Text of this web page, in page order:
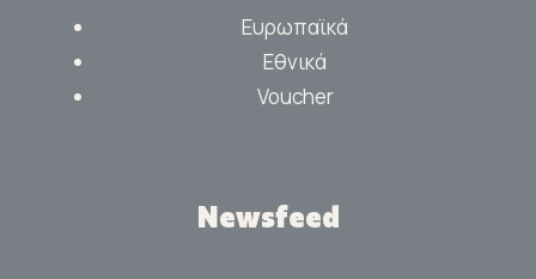
Ευρωπαϊκά
Εθνικά
Voucher
Newsfeed